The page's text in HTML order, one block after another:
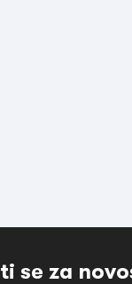
se za